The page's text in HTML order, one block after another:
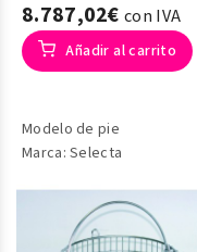
8.787,02€ con IVA
Añadir al carrito
Modelo de pie
Marca: Selecta